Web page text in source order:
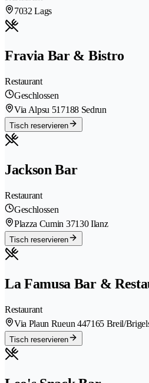
7032 Lags
Fravia Bar & Bistro
Restaurant
Geschlossen
Via Alpsu 51 7188 Sedrun
Tisch reservieren
Jackson Bar
Restaurant
Geschlossen
Plazza Cumin 37130 Ilanz
Tisch reservieren
La Famusa Bar &
Restaurant
Via Plaun Rueun 447165 Breil/
Tisch reservieren